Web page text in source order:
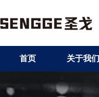
首页 关于我们